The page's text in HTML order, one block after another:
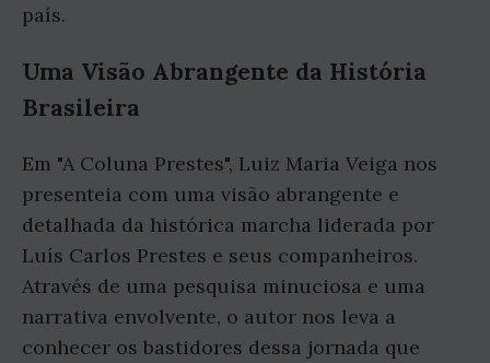
país.
Uma Visão Abrangente da História
Brasileira
Em "A Coluna Prestes", Luiz Maria Veiga nos
presenteia com uma visão abrangente e
detalhada da histórica marcha liderada por
Luís Carlos Prestes e seus companheiros.
Através de uma pesquisa minuciosa e uma
narrativa envolvente, o autor nos leva a
conhecer os bastidores dessa jornada que